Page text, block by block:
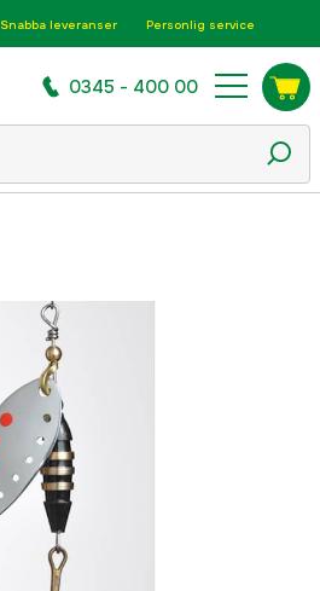
Snabba leveranser Personlig service
0345 - 400 00